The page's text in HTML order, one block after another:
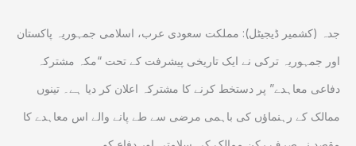
جدہ (کشمیر ڈیجیٹل): مملکت سعودی عرب، اسلامی جمہوریہ پاکستان
اور جمہوریہ ترکی نے ایک تاریخی پیشرفت کے تحت “مکہ مشترکہ
دفاعی معاہدے” پر دستخط کرنے کا مشترکہ اعلان کر دیا ہے۔ تینوں
ممالک کے رہنماؤں کی باہمی مرضی سے طے پانے والے اس معاہدے کا